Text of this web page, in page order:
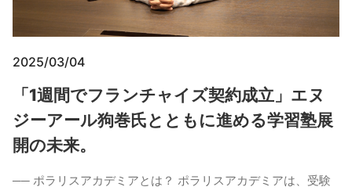
2025/03/04
「1週間でフランチャイズ契約成立」エヌ
ジーアール狗巻氏とともに進める学習塾展
開の未来。
── ポラリスアカデミアとは？ ポラリスアカデミアは、受験